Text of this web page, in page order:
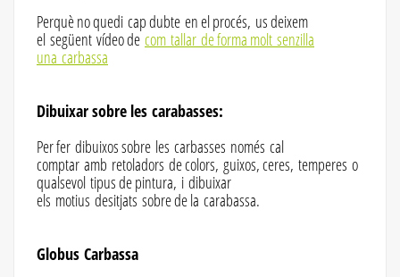
Perquè no quedi cap dubte en el procés, us deixem
el següent vídeo de com tallar de forma molt senzilla
una carbassa
Dibuixar sobre les carabasses:
Per fer dibuixos sobre les carbasses només cal
comptar amb retoladors de colors, guixos, ceres, temperes o
qualsevol tipus de pintura, i dibuixar
els motius desitjats sobre de la carabassa.
Globus Carbassa